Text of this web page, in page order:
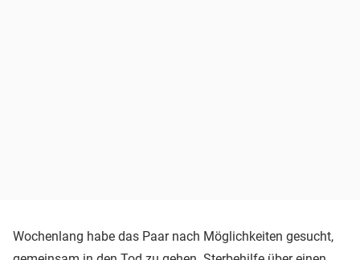
Wochenlang habe das Paar nach Möglichkeiten gesucht,